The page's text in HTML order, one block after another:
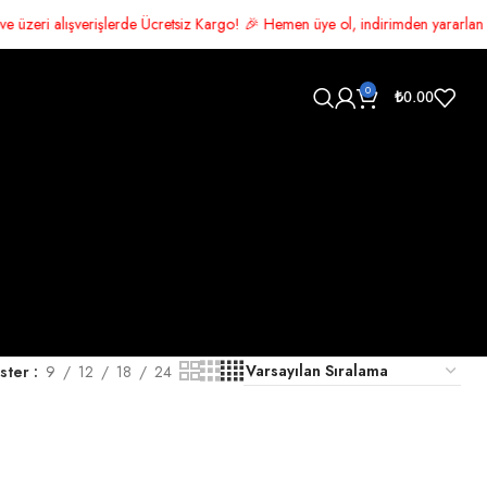
Ücretsiz Kargo! 🎉 Hemen üye ol, indirimden yararlan 🛍️ Şimdi
0 ₺0.00
9 12 18 24